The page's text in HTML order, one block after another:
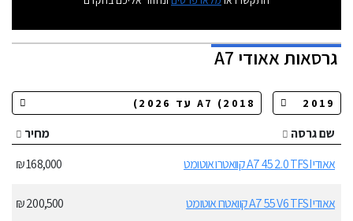
גרסאותאאודי A7
שם גרסה
מחיר
אאודי A7 45 2.0 TFSI קוואטרו אוטומט
168,000 ₪
אאודי A7 55 V6 TFSI קוואטרו אוטומט 200,500 ₪